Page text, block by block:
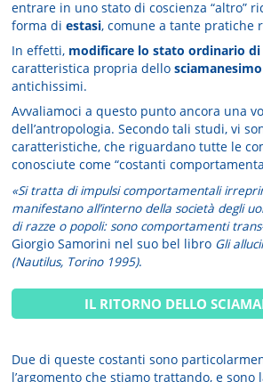
entrare in uno stato di coscienza “altro”
forma diestasi, comune a tante pratiche
In effetti, modificare lo stato ordinario di
caratteristica propria dellosciamanesimo
antichissimi.
Avvaliamoci a questo punto ancora una
dell’antropologia. Secondo tali studi, vi
caratteristiche, che riguardano tutte le
conosciute come “costanti
«Si tratta di impulsi comportamentali
manifestano all’interno della società degli
di razze o popoli: sono comportamenti
Giorgio Samorini nel suo bel libro Gli
(Nautilus, Torino 1995).
IL RITORNO DELLO
Due di queste costanti sono
l’argomento che stiamo trattando, e sono